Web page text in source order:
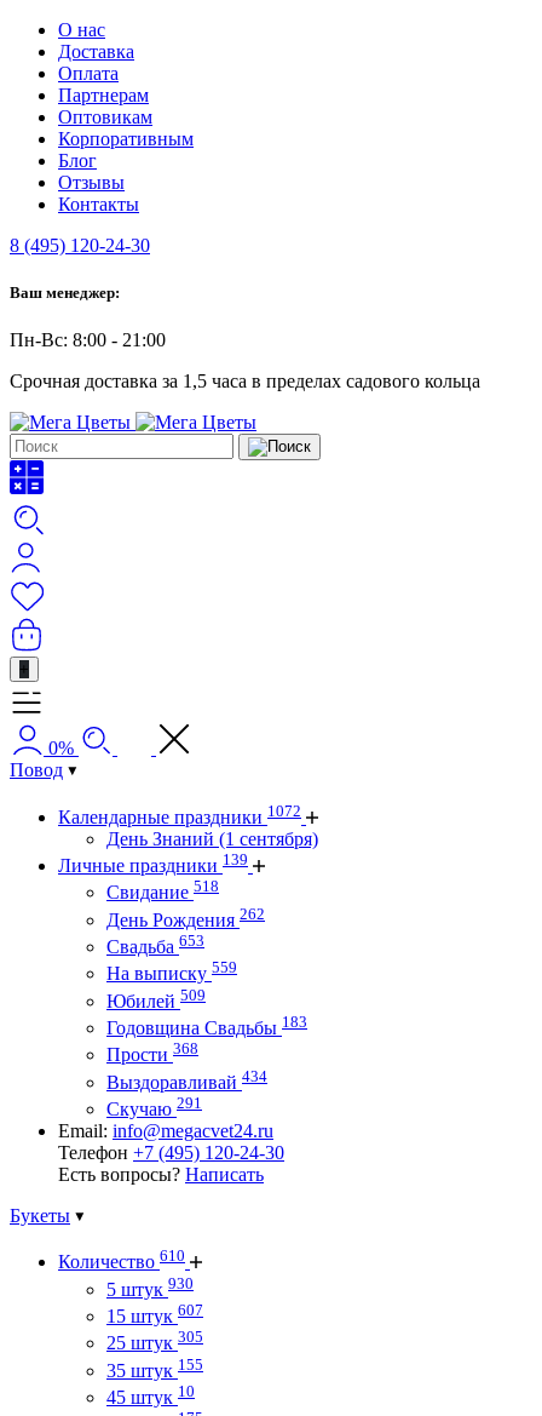
О нас
Доставка
Оплата
Партнерам
Оптовикам
Корпоративным
Блог
Отзывы
Контакты
8 (495) 120-24-30
Ваш менеджер:
Пн-Вс: 8:00 - 21:00
Срочная доставка за 1,5 часа в пределах садового кольца
+
0%
Повод
Календарные праздники 1072
День Знаний (1 сентября)
Личные праздники 139
Свидание 518
День Рождения 262
Свадьба 653
На выписку 559
Юбилей 509
Годовщина Свадьбы 183
Прости 368
Выздоравливай 434
Скучаю 291
Email: info@megacvet24.ru
Телефон +7 (495) 120-24-30
Есть вопросы? Написать
Букеты
Количество 610
5 штук 930
15 штук 607
25 штук 305
35 штук 155
45 штук 10